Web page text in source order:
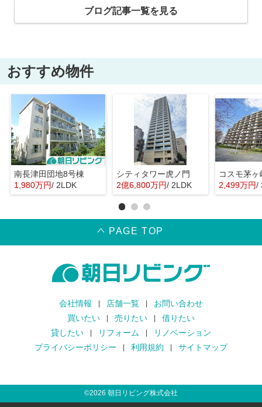
ブログ記事一覧を見る
おすすめ物件
南長津田団地8号棟
1,980万円/ 2LDK
シティタワー虎ノ門
2億6,800万円/ 2LDK
コスモ茅
2,499万円/
PAGE TOP
会社情報 店舗一覧
お問い合わせ
買いたい
売りたい
借りたい
貸したい
リフォーム
リノベーション
プライバシーポリシー
利用規約 サイトマップ
©2026 朝日リビング株式会社